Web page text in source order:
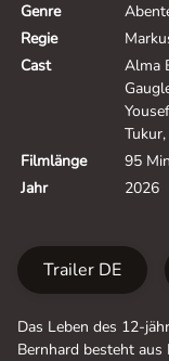
Genre
Regie
Cast
Alma
Filmlänge
95
Jahr
2026
Trailer DE
Das Leben des 12-
Bernhard besteht